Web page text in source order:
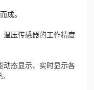
成。
压传感器的工作精度
态显示、实时显示各